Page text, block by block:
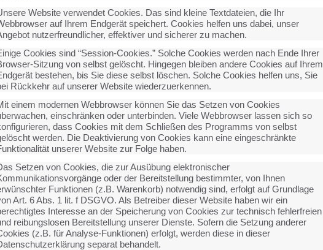
Website verwendet Cookies. Das sind kleine Textdateien, die Ihr
auf Ihrem Endgerät speichert. Cookies helfen uns dabei, unser
nutzerfreundlicher, effektiver und sicherer zu machen.
Cookies sind “Session-Cookies.” Solche Cookies werden nach Ende Ihrer
Sitzung von selbst gelöscht. Hingegen bleiben andere Cookies auf Ihrem
bestehen, bis Sie diese selbst löschen. Solche Cookies helfen uns, Sie
Rückkehr auf unserer Website wiederzuerkennen.
einem modernen Webbrowser können Sie das Setzen von Cookies
einschränken oder unterbinden. Viele Webbrowser lassen sich so
dass Cookies mit dem Schließen des Programms von selbst
werden. Die Deaktivierung von Cookies kann eine eingeschränkte
unserer Website zur Folge haben.
Setzen von Cookies, die zur Ausübung elektronischer
oder der Bereitstellung bestimmter, von Ihnen
Funktionen (z.B. Warenkorb) notwendig sind, erfolgt auf Grundlage
Art. 6 Abs. 1 lit. f DSGVO. Als Betreiber dieser Website haben wir ein
Interesse an der Speicherung von Cookies zur technisch fehlerfreien
reibungslosen Bereitstellung unserer Dienste. Sofern die Setzung anderer
(z.B. für Analyse-Funktionen) erfolgt, werden diese in dieser
separat behandelt.